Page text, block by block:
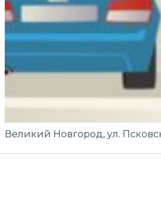
Великий Новгород, ул.